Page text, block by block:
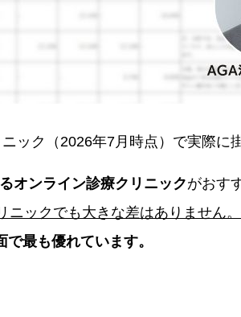
ック（2026年7月時点）で実際に
オンライン診療クリニックがおす
ニックでも大きな差はありません。
最も優れています。